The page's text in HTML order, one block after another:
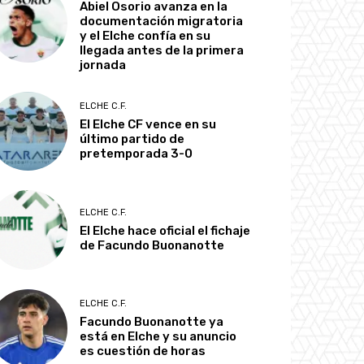
Abiel Osorio avanza en la
documentación migratoria
y el Elche confía en su
llegada antes de la primera
jornada
ELCHE C.F.
El Elche CF vence en su
último partido de
pretemporada 3-0
ELCHE C.F.
El Elche hace oficial el fichaje
de Facundo Buonanotte
ELCHE C.F.
Facundo Buonanotte ya
está en Elche y su anuncio
es cuestión de horas